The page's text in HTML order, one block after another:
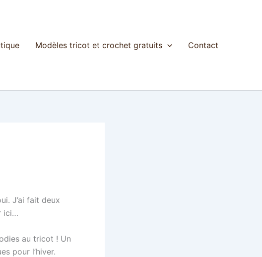
Modèles tricot et crochet gratuits Contact
J’ai fait deux
ici…
au tricot ! Un
pour l’hiver.